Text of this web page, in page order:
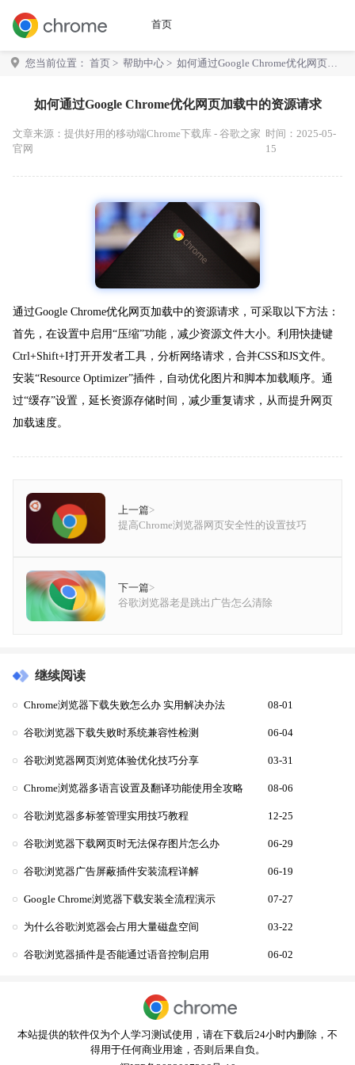
首页
您当前位置： 首页 > 帮助中心 > 如何通过Google Chrome优化网页加
如何通过Google Chrome优化网页加载中的资源请求
文章来源： 提供好用的移动端Chrome下载库 - 谷歌之家
官网
时间：2025-05-
15
通过Google Chrome优化网页加载中的资源请求，可采取以下方法：
首先，在设置中启用“压缩”功能，减少资源文件大小。利用快捷键
Ctrl+Shift+I打开开发者工具，分析网络请求，合并CSS和JS文件。
安装“Resource Optimizer”插件，自动优化图片和脚本加载顺序。通
过“缓存”设置，延长资源存储时间，减少重复请求，从而提升网页
加载速度。
上一篇>
提高Chrome浏览器网页安全性的设置技巧
下一篇>
谷歌浏览器老是跳出广告怎么清除
继续阅读
Chrome浏览器下载失败怎么办 实用解决办法 08-01
谷歌浏览器下载失败时系统兼容性检测 06-04
谷歌浏览器网页浏览体验优化技巧分享 03-31
Chrome浏览器多语言设置及翻译功能使用全攻略 08-06
谷歌浏览器多标签管理实用技巧教程 12-25
谷歌浏览器下载网页时无法保存图片怎么办 06-29
谷歌浏览器广告屏蔽插件安装流程详解 06-19
Google Chrome浏览器下载安装全流程演示 07-27
为什么谷歌浏览器会占用大量磁盘空间 03-22
谷歌浏览器插件是否能通过语音控制启用 06-02
本站提供的软件仅为个人学习测试使用，请在下载后24小时内删除，不
得用于任何商业用途，否则后果自负。